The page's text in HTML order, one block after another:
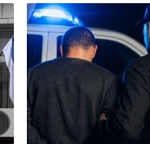
a Ivanka Lazić,
rodom iz Kravice.